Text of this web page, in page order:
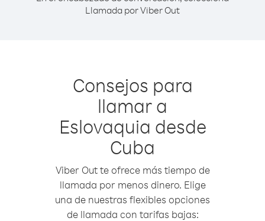
Llamada por Viber Out
Consejos para
llamar a
Eslovaquia desde
Cuba
Viber Out te ofrece más tiempo de
llamada por menos dinero. Elige
una de nuestras flexibles opciones
de llamada con tarifas bajas: